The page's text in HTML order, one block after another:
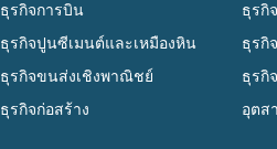
ธุรกิจการบิน
ธุรกิจปูนซีเมนต์และเหมืองหิน
ธุรกิจขนส่งเชิงพาณิชย์
ธุรกิจก่อสร้าง
ธุรกิ
ธุรกิ
ธุรกิ
อุตส